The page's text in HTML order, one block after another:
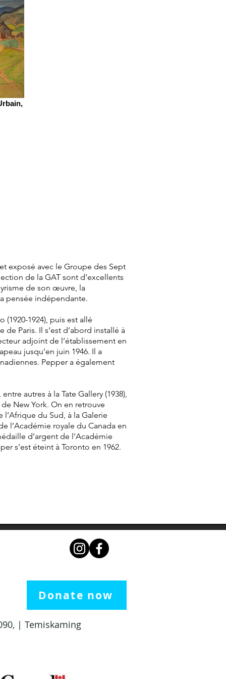
exposé avec le Groupe des Sept
de la GAT sont d’excellents
de son œuvre, la
pensée indépendante.
1924), puis est allé
Paris. Il s’est d’abord installé à
adjoint de l’établissement en
jusqu’en juin 1946. Il a
Pepper a également
autres à la Tate Gallery (1938),
New York. On en retrouve
l’Afrique du Sud, à la Galerie
l’Académie royale du Canada en
d’argent de l’Académie
s’est éteint à Toronto en 1962.
Donate now
| Temiskaming